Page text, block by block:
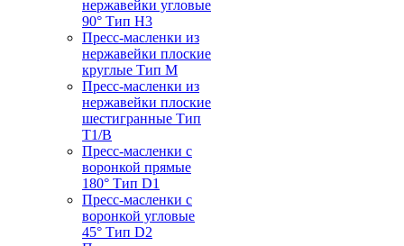
нержавейки угловые
90° Тип H3
Пресс-масленки из
нержавейки плоские
круглые Тип M
Пресс-масленки из
нержавейки плоские
шестигранные Тип
T1/B
Пресс-масленки с
воронкой прямые
180° Тип D1
Пресс-масленки с
воронкой угловые
45° Тип D2